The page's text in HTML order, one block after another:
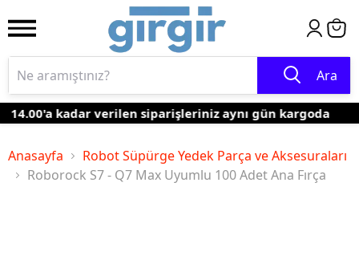
Ara
14.00'a kadar verilen siparişleriniz aynı gün kargoda
Anasayfa
Robot Süpürge Yedek Parça ve Aksesuraları
Roborock S7 - Q7 Max Uyumlu 100 Adet Ana Fırça